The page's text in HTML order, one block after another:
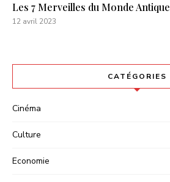
Les 7 Merveilles du Monde Antique
12 avril 2023
CATÉGORIES
Cinéma
Culture
Economie